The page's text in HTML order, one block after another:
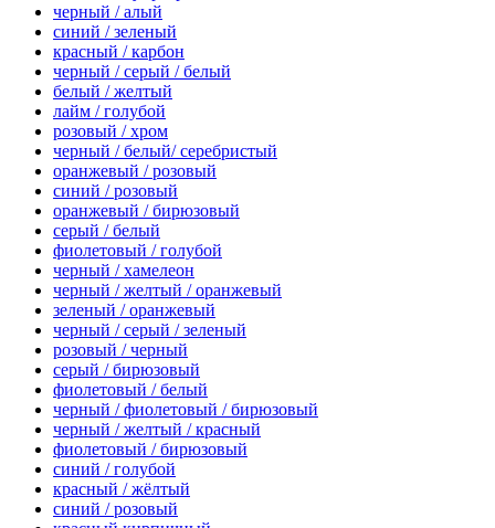
черный / алый
синий / зеленый
красный / карбон
черный / серый / белый
белый / желтый
лайм / голубой
розовый / хром
черный / белый/ серебристый
оранжевый / розовый
синий / розовый
оранжевый / бирюзовый
серый / белый
фиолетовый / голубой
черный / хамелеон
черный / желтый / оранжевый
зеленый / оранжевый
черный / серый / зеленый
розовый / черный
серый / бирюзовый
фиолетовый / белый
черный / фиолетовый / бирюзовый
черный / желтый / красный
фиолетовый / бирюзовый
синий / голубой
красный / жёлтый
синий / розовый